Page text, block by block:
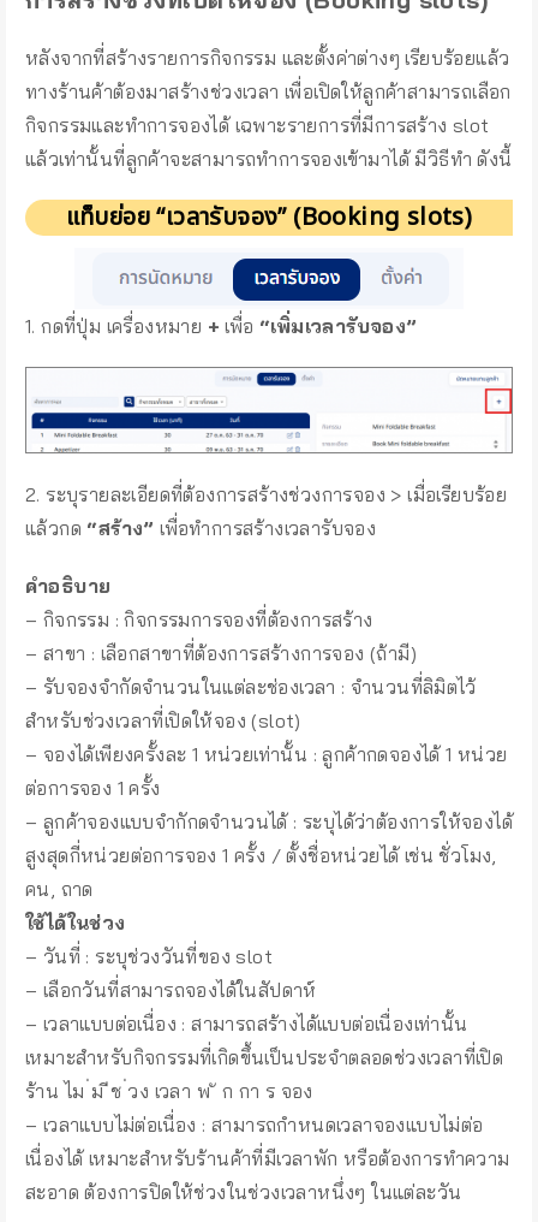
หลังจากที่สร้างรายการกิจกรรม และตั้งค่าต่างๆ เรียบร้อยแล้ว
ทางร้านค้าต้องมาสร้างช่วงเวลา เพื่อเปิดให้ลูกค้าสามารถเลือก
กิจกรรมและทำการจองได้ เฉพาะรายการที่มีการสร้าง slot
แล้วเท่านั้นที่ลูกค้าจะสามารถทำการจองเข้ามาได้ มีวิธีทำ ดังนี้
แท็บย่อย “เวลารับจอง” (Booking slots)
1. กดที่ปุ่ม เครื่องหมาย + เพื่อ “เพิ่มเวลารับจอง”
2. ระบุรายละเอียดที่ต้องการสร้างช่วงการจอง > เมื่อเรียบร้อย
แล้วกด “สร้าง” เพื่อทำการสร้างเวลารับจอง
คำอธิบาย
– กิจกรรม : กิจกรรมการจองที่ต้องการสร้าง
– สาขา : เลือกสาขาที่ต้องการสร้างการจอง (ถ้ามี)
– รับจองจำกัดจำนวนในแต่ละช่องเวลา : จำนวนที่ลิมิตไว้
สำหรับช่วงเวลาที่เปิดให้จอง (slot)
– จองได้เพียงครั้งละ 1 หน่วยเท่านั้น : ลูกค้ากดจองได้ 1 หน่วย
ต่อการจอง 1 ครั้ง
– ลูกค้าจองแบบจำกักดจำนวนได้ : ระบุได้ว่าต้องการให้จองได้
สูงสุดกี่หน่วยต่อการจอง 1 ครั้ง / ตั้งชื่อหน่วยได้ เช่น ชั่วโมง,
คน, ถาด
ใช้ได้ในช่วง
– วันที่ : ระบุช่วงวันที่ของ slot
– เลือกวันที่สามารถจองได้ในสัปดาห์
– เวลาแบบต่อเนื่อง : สามารถสร้างได้แบบต่อเนื่องเท่านั้น
เหมาะสำหรับกิจกรรมที่เกิดขึ้นเป็นประจำตลอดช่วงเวลาที่เปิด
ร้าน ไม ่ม ีช ่วง เวลา พ ั ก กา ร จอง
– เวลาแบบไม่ต่อเนื่อง : สามารถกำหนดเวลาจองแบบไม่ต่อ
เนื่องได้ เหมาะสำหรับร้านค้าที่มีเวลาพัก หรือต้องการทำความ
สะอาด ต้องการปิดให้ช่วงในช่วงเวลาหนึ่งๆ ในแต่ละวัน